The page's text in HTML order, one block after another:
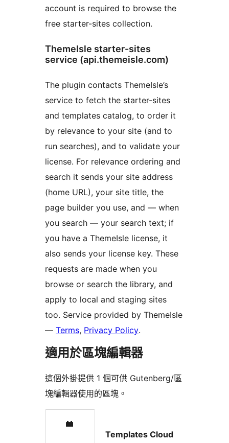
account is required to browse the
free starter-sites collection.
ThemeIsle starter-sites
service (api.themeisle.com)
The plugin contacts ThemeIsle’s
service to fetch the starter-sites
and templates catalog, to order it
by relevance to your site (and to
run searches), and to validate your
license. For relevance ordering and
search it sends your site address
(home URL), your site title, the
page builder you use, and — when
you search — your search text; if
you have a ThemeIsle license, it
also sends your license key. These
requests are made when you
browse or search the library, and
apply to local and staging sites
too. Service provided by ThemeIsle
— Terms, Privacy Policy.
適用於區塊編輯器
這個外掛提供 1 個可供 Gutenberg/區
塊編輯器使用的區塊。
Templates Cloud